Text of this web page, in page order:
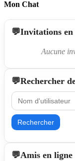
Mon Chat
Invitations en
Aucune
Rechercher
Rechercher
Amis en ligne